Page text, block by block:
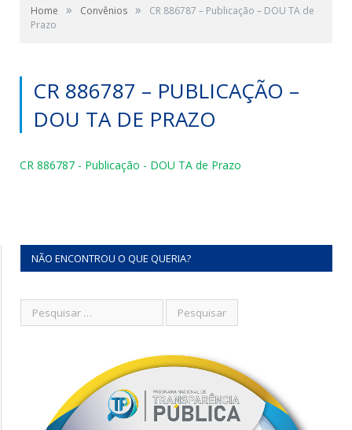
Home » Convênios »
CR 886787 – Publicação – DOU TA de
Prazo
CR 886787 – PUBLICAÇÃO –
DOU TA DE PRAZO
CR 886787 - Publicação - DOU TA de Prazo
NÃO ENCONTROU O QUE QUERIA?